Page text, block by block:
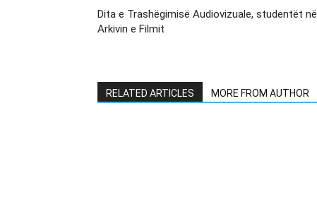
Dita e Trashëgimisë Audiovizuale, studentët në
Arkivin e Filmit
RELATED ARTICLES MORE FROM AUTHOR